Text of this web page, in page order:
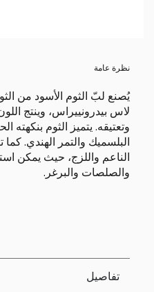
نظرة عامة
يُصنع لبّ الثوم الأسود من
لاس بيدرونييراس، وينتج
وتعتيقه. يتميز الثوم
البلسميك والتمر الهندي. كما
الناعم واللزج، حيث يمكن
والصلصات والبرغر.
تفاصيل